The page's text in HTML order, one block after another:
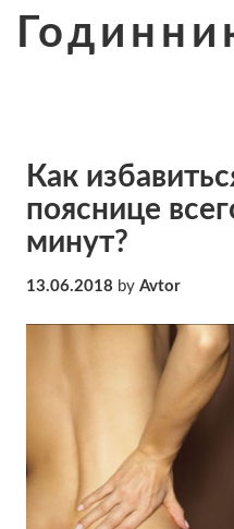
Как
пояснице
минут?
13.06.2018 by Avtor